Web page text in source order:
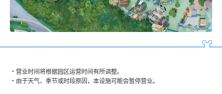
营业时间将根据园区运营时间有所调整。
由于天气、季节或时段原因，本设施可能会暂停营业。